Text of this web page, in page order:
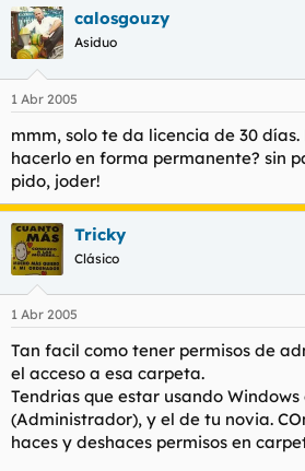
calosgouzy
Asiduo
1 Abr 2005
mmm, solo te da licencia de 30
hacerlo en forma permanente? sin
pido, joder!
Tricky
Clásico
1 Abr 2005
Tan facil como tener permisos de
el acceso a esa carpeta.
Tendrias que estar usando Windows
(Administrador), y el de tu novia.
haces y deshaces permisos en